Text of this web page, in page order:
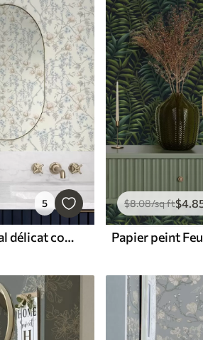
5
Papier peint Motif floral délicat composé de branches et de fleurs
$8.08/sq ft$4